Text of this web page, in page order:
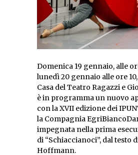
Domenica 19 gennaio, alle
lunedì 20 gennaio alle ore
Casa del Teatro Ragazzi e
è in programma un nuovo
con la XVII edizione dei
la Compagnia
impegnata nella prima
di “Schiaccianoci”, dal testo
Hoffmann.